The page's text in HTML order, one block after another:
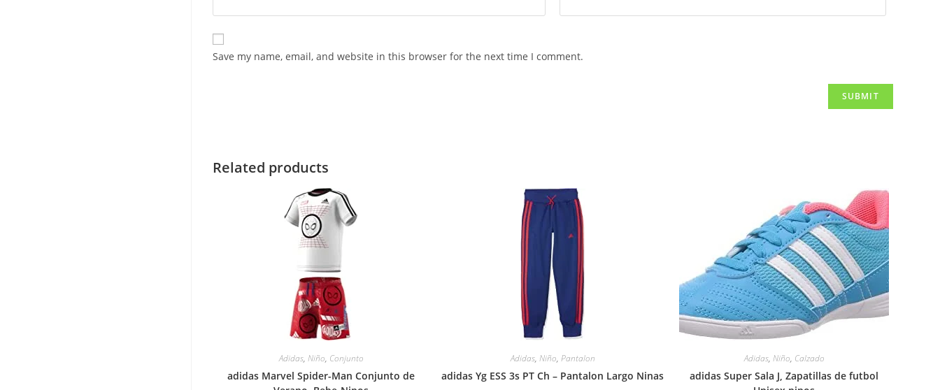
Save my name, email, and website in this browser for the next time I comment.
Related products
Adidas, Niño, Conjunto
adidas Marvel Spider-Man Conjunto de
Adidas, Niño, Pantalon
adidas Yg ESS 3s PT Ch – Pantalon Largo Ninas
Adidas, Niño, Calzado
adidas Super Sala J, Zapatillas de futbol